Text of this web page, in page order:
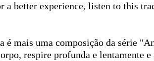
a better experience, listen to this
é mais uma composição da série
respire profunda e lentamente e